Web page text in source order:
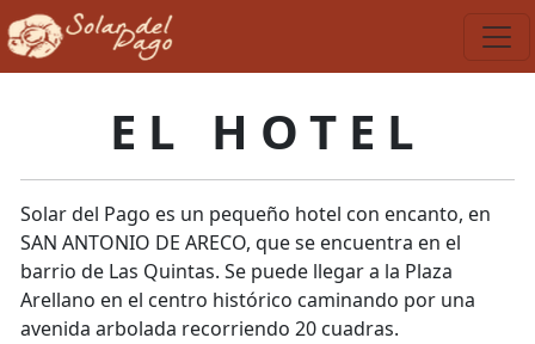
EL HOTEL
Solar del Pago es un pequeño hotel con encanto, en
SAN ANTONIO DE ARECO, que se encuentra en el
barrio de Las Quintas. Se puede llegar a la Plaza
Arellano en el centro histórico caminando por una
avenida arbolada recorriendo 20 cuadras.